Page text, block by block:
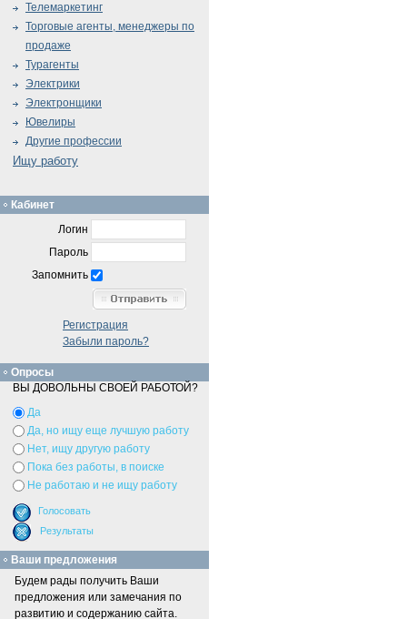
Телемаркетинг
Торговые агенты, менеджеры по
продаже
Турагенты
Электрики
Электронщики
Ювелиры
Другие профессии
Ищу работу
Кабинет
Логин
Пароль
Запомнить
Регистрация
Забыли пароль?
Опросы
ВЫ ДОВОЛЬНЫ СВОЕЙ РАБОТОЙ?
Да
Да, но ищу еще лучшую работу
Нет, ищу другую работу
Пока без работы, в поиске
Не работаю и не ищу работу
Ваши предложения
Будем рады получить Ваши
предложения или замечания по
развитию и содержанию сайта.